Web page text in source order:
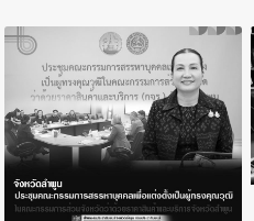
ข่าวสารจังหวัด